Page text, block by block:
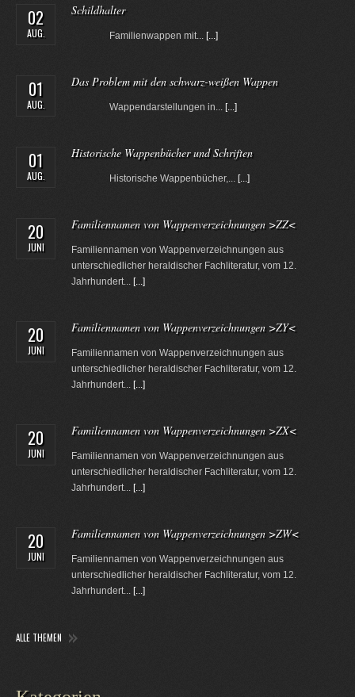
02
AUG.
Schildhalter
Familienwappen mit... [...]
01
AUG.
Das Problem mit den schwarz-weißen Wappen
Wappendarstellungen in... [...]
01
AUG.
Historische Wappenbücher und Schriften
Historische Wappenbücher,... [...]
20
JUNI
Familiennamen von Wappenverzeichnungen >ZZ<
Familiennamen von Wappenverzeichnungen aus
unterschiedlicher heraldischer Fachliteratur, vom 12.
Jahrhundert... [...]
20
JUNI
Familiennamen von Wappenverzeichnungen >ZY<
Familiennamen von Wappenverzeichnungen aus
unterschiedlicher heraldischer Fachliteratur, vom 12.
Jahrhundert... [...]
20
JUNI
Familiennamen von Wappenverzeichnungen >ZX<
Familiennamen von Wappenverzeichnungen aus
unterschiedlicher heraldischer Fachliteratur, vom 12.
Jahrhundert... [...]
20
JUNI
Familiennamen von Wappenverzeichnungen >ZW<
Familiennamen von Wappenverzeichnungen aus
unterschiedlicher heraldischer Fachliteratur, vom 12.
Jahrhundert... [...]
ALLE THEMEN